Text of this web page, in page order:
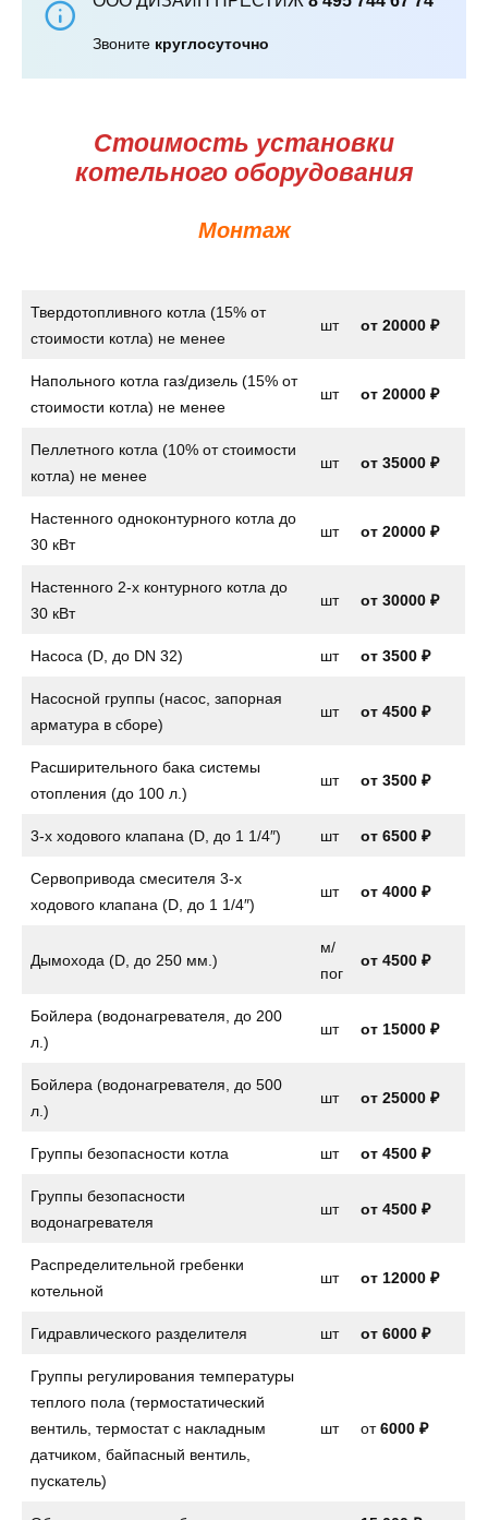
Звоните круглосуточно
Стоимость установки
котельного оборудования
Монтаж
Твердотопливного котла (15% от
стоимости котла) не менее
шт от 20000 ₽
Напольного котла газ/дизель (15% от
стоимости котла) не менее
шт от 20000 ₽
Пеллетного котла (10% от стоимости
котла) не менее
шт от 35000 ₽
Настенного одноконтурного котла до
30 кВт
шт от 20000 ₽
Настенного 2-х контурного котла до
30 кВт
шт от 30000 ₽
Насоса (D, до DN 32) шт от 3500 ₽
Насосной группы (насос, запорная
арматура в сборе)
шт от 4500 ₽
Расширительного бака системы
отопления (до 100 л.)
шт от 3500 ₽
3-х ходового клапана (D, до 1 1/4″) шт от 6500 ₽
Сервопривода смесителя 3-х
ходового клапана (D, до 1 1/4″)
шт от 4000 ₽
Дымохода (D, до 250 мм.)
м/
пог
от 4500 ₽
Бойлера (водонагревателя, до 200
л.)
шт от 15000 ₽
Бойлера (водонагревателя, до 500
л.)
шт от 25000 ₽
Группы безопасности котла шт от 4500 ₽
Группы безопасности
водонагревателя
шт от 4500 ₽
Распределительной гребенки
котельной
шт от 12000 ₽
Гидравлического разделителя шт от 6000 ₽
Группы регулирования температуры
теплого пола (термостатический
вентиль, термостат с накладным
датчиком, байпасный вентиль,
пускатель)
шт от6000 ₽